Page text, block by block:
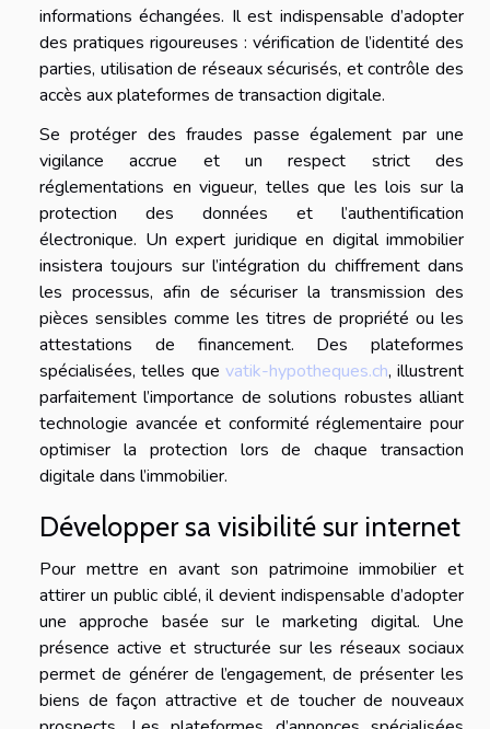
informations échangées. Il est indispensable d’adopter
des pratiques rigoureuses : vérification de l’identité des
parties, utilisation de réseaux sécurisés, et contrôle des
accès aux plateformes de transaction digitale.
Se protéger des fraudes passe également par une
vigilance accrue et un respect strict des
réglementations en vigueur, telles que les lois sur la
protection des données et l’authentification
électronique. Un expert juridique en digital immobilier
insistera toujours sur l’intégration du chiffrement dans
les processus, afin de sécuriser la transmission des
pièces sensibles comme les titres de propriété ou les
attestations de financement. Des plateformes
spécialisées, telles que vatik-hypotheques.ch, illustrent
parfaitement l’importance de solutions robustes alliant
technologie avancée et conformité réglementaire pour
optimiser la protection lors de chaque transaction
digitale dans l’immobilier.
Développer sa visibilité sur internet
Pour mettre en avant son patrimoine immobilier et
attirer un public ciblé, il devient indispensable d’adopter
une approche basée sur le marketing digital. Une
présence active et structurée sur les réseaux sociaux
permet de générer de l’engagement, de présenter les
biens de façon attractive et de toucher de nouveaux